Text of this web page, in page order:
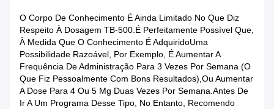
O Corpo De Conhecimento É Ainda Limitado No Que Diz
Respeito À Dosagem TB-500.É Perfeitamente Possível Que,
À Medida Que O Conhecimento É AdquiridoUma
Possibilidade Razoável, Por Exemplo, É Aumentar A
Frequência De Administração Para 3 Vezes Por Semana (o
Que Fiz Pessoalmente Com Bons Resultados),ou Aumentar
A Dose Para 4 Ou 5 Mg Duas Vezes Por Semana.Antes De
Ir A Um Programa Desse Tipo, No Entanto, Recomendo